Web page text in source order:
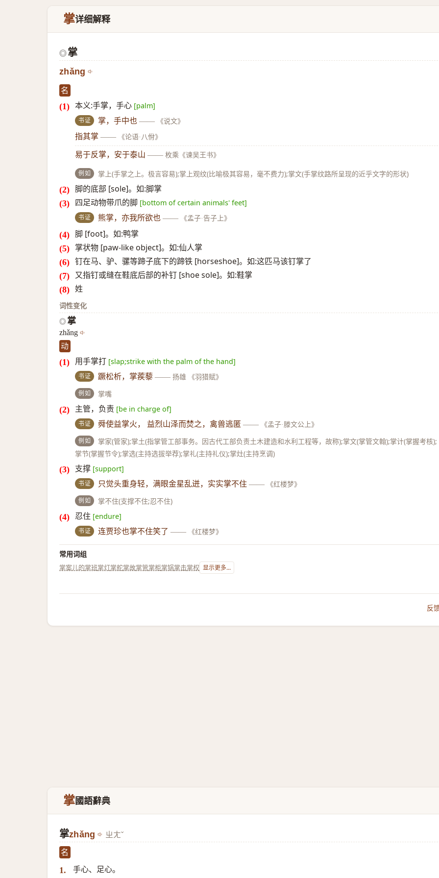
掌详细解释
◎掌
zhǎng
名
本义:手掌，手心 [palm]
书证 掌，手中也 —— 《说文》
指其掌 —— 《论语·八佾》
易于反掌，安于泰山 —— 枚乘《谏吴王书》
例如 掌上(手掌之上。极言容易);掌上观纹(比喻极其容易，毫不费力);掌文(手掌纹路所呈现的近乎文字的形状)
脚的底部 [sole]。如:脚掌
四足动物带爪的脚 [bottom of certain animals' feet]
书证 熊掌，亦我所欲也 —— 《孟子·告子上》
脚 [foot]。如:鸭掌
掌状物 [paw-like object]。如:仙人掌
钉在马、驴、骡等蹄子底下的蹄铁 [horseshoe]。如:这匹马该钉掌了
又指钉或缝在鞋底后部的补钉 [shoe sole]。如:鞋掌
姓
词性变化
◎ 掌
zhǎng
动
用手掌打 [slap;strike with the palm of the hand]
书证 蹶松析，掌蒺藜 —— 扬雄 《羽猎赋》
例如 掌嘴
主管，负责 [be in charge of]
书证 舜使益掌火， 益烈山泽而焚之，禽兽逃匿 —— 《孟子·滕文公上》
例如
掌家(管家);掌土(指掌管工部事务。因古代工部负责土木建造和水利工程等，故称);掌文(掌管文翰);掌计(掌握考核);
掌节(掌握节令);掌选(主持选拔举荐);掌礼(主持礼仪);掌灶(主持烹调)
支撑 [support]
书证 只觉头重身轻，满眼金星乱迸，实实掌不住 —— 《红楼梦》
例如 掌不住(支撑不住;忍不住)
忍住 [endure]
书证 连贾珍也掌不住笑了 —— 《红楼梦》
常用词组
掌案儿的掌班掌灯掌舵掌故掌管掌柜掌锅掌击掌权 显示更多...
反
掌國語辭典
掌zhǎng ㄓㄤˇ
名
1. 手心、足心。